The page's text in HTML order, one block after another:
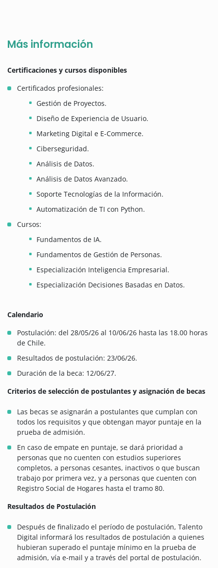
Más información
Certificaciones y cursos disponibles
Certificados profesionales:
Gestión de Proyectos.
Diseño de Experiencia de Usuario.
Marketing Digital e E-Commerce.
Ciberseguridad.
Análisis de Datos.
Análisis de Datos Avanzado.
Soporte Tecnologías de la Información.
Automatización de TI con Python.
Cursos:
Fundamentos de IA.
Fundamentos de Gestión de Personas.
Especialización Inteligencia Empresarial.
Especialización Decisiones Basadas en Datos.
Calendario
Postulación: del 28/05/26 al 10/06/26 hasta las 18.00 horas
de Chile.
Resultados de postulación: 23/06/26.
Duración de la beca: 12/06/27.
Criterios de selección de postulantes y asignación de becas
Las becas se asignarán a postulantes que cumplan con
todos los requisitos y que obtengan mayor puntaje en la
prueba de admisión.
En caso de empate en puntaje, se dará prioridad a
personas que no cuenten con estudios superiores
completos, a personas cesantes, inactivos o que buscan
trabajo por primera vez, y a personas que cuenten con
Registro Social de Hogares hasta el tramo 80.
Resultados de Postulación
Después de finalizado el período de postulación, Talento
Digital informará los resultados de postulación a quienes
hubieran superado el puntaje mínimo en la prueba de
admisión, vía e-mail y a través del portal de postulación.